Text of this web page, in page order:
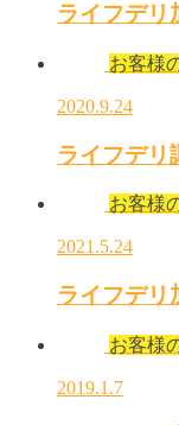
ライフデリ
お客様
2020.9.24
ライフデリ
お客様
2021.5.24
ライフデリ
お客様
2019.1.7